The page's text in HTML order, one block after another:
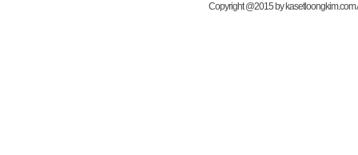
Copyright @2015 by kasetloongkim.com